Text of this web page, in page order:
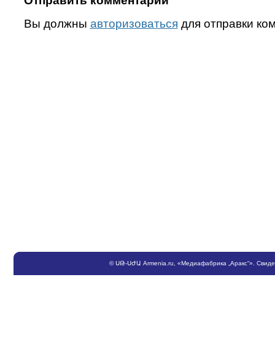
Вы должны авторизоваться для отправки
©ՍԹ-ՍԺԱ Armenia.ru , «Медиафабрика „Аракс“».